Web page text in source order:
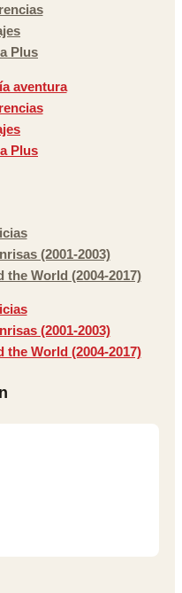
Plus
aventura
Plus
(2001-2003)
World (2004-2017)
(2001-2003)
World (2004-2017)